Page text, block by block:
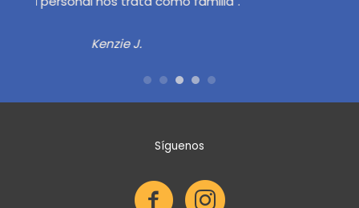
Síguenos